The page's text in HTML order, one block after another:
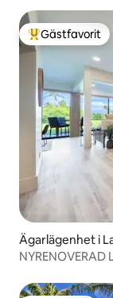
Populär
Gästfavorit
Ägarlägenhet i
NYRENOVERAD